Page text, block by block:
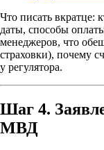
Что писать вкратце:
даты, способы
менеджеров, что
страховки), почему
у регулятора.
Шаг 4.
МВД